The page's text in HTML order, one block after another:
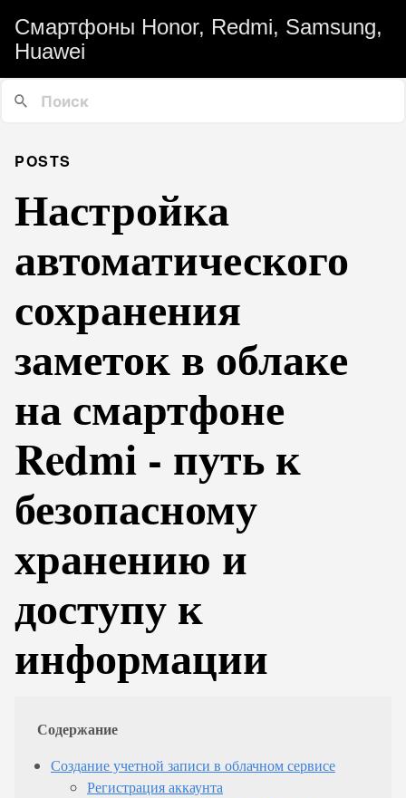
Смартфоны Honor, Redmi, Samsung,
Huawei
POSTS
Настройка
автоматического
сохранения
заметок в облаке
на смартфоне
Redmi - путь к
безопасному
хранению и
доступу к
информации
Содержание
Создание учетной записи в облачном сервисе
Регистрация аккаунта